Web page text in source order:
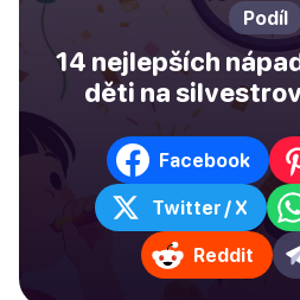
Podíl
14 nejlepších
děti na
Facebook
Twitter / X
Reddit